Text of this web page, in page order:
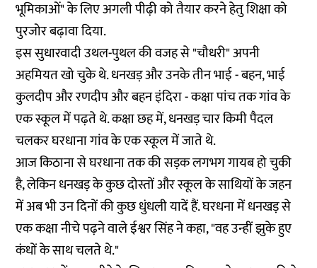
भूमिकाओं" के लिए अगली पीढ़ी को तैयार करने हेतु शिक्षा को
पुरजोर बढ़ावा दिया.
इस सुधारवादी उथल-पुथल की वजह से "चौधरी" अपनी
अहमियत खो चुके थे. धनखड़ और उनके तीन भाई - बहन, भाई
कुलदीप और रणदीप और बहन इंदिरा - कक्षा पांच तक गांव के
एक स्कूल में पढ़ते थे. कक्षा छह में, धनखड़ चार किमी पैदल
चलकर घरधाना गांव के एक स्कूल में जाते थे.
आज किठाना से घरधाना तक की सड़क लगभग गायब हो चुकी
है, लेकिन धनखड़ के कुछ दोस्तों और स्कूल के साथियों के जहन
में अब भी उन दिनों की कुछ धुंधली यादें हैं. घरधना में धनखड़ से
एक कक्षा नीचे पढ़ने वाले ईश्वर सिंह ने कहा, "वह उन्हीं झुके हुए
कंधों के साथ चलते थे."